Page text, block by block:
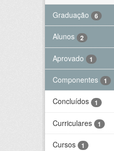
Graduação
6
Alunos 2
Aprovado 1
Componentes 1
Concluídos 1
Curriculares 1
Cursos 1